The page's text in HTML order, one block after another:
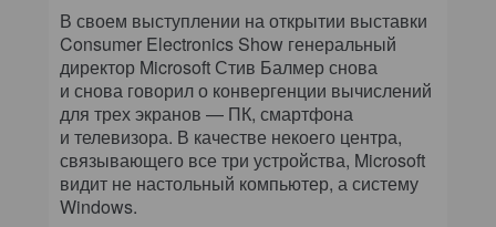
В своем выступлении на открытии выставки
Consumer Electronics Show генеральный
директор Microsoft Стив Балмер снова
и снова говорил о конвергенции вычислений
для трех экранов — ПК, смартфона
и телевизора. В качестве некоего центра,
связывающего все три устройства, Microsoft
видит не настольный компьютер, а систему
Windows.